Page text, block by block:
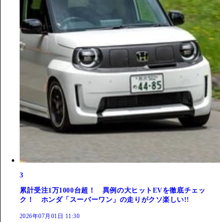
3
累計受注1万1000台超！ 異例の大ヒットEVを徹底チェッ
ク！ ホンダ「スーパーワン」の走りがクソ楽しい!!
2026年07月01日 11:30